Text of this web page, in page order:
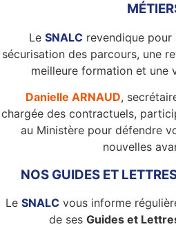
Le SNALC revendique
sécurisation des parcours, une
meilleure formation et une
Danielle ARNAUD,
chargée des contractuels,
au Ministère pour défendre
nouvelles
NOS GUIDES ET
Le SNALC vous informe
de ses Guides et